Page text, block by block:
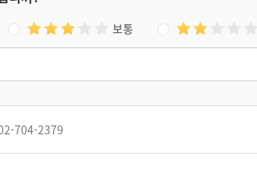
보통
704-2379